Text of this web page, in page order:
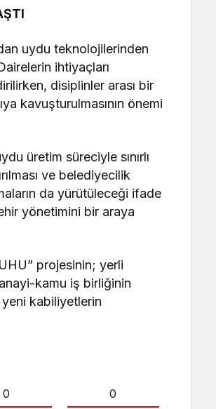
uydu teknolojilerinden
ihtiyaçları
disiplinler arası bir
kavuşturulmasının önemi
üretim süreciyle sınırlı
ve belediyecilik
da yürütüleceği ifade
yönetimini bir araya
projesinin; yerli
kamu iş birliğinin
kabiliyetlerin
0 0